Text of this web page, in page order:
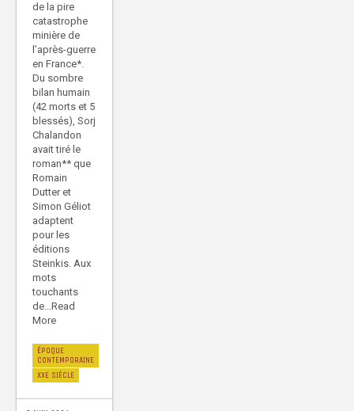
de la pire
catastrophe
minière de
l’après-guerre
en France*.
Du sombre
bilan humain
(42 morts et 5
blessés), Sorj
Chalandon
avait tiré le
roman** que
Romain
Dutter et
Simon Géliot
adaptent
pour les
éditions
Steinkis. Aux
mots
touchants
de...Read
More
ÉPOQUE
CONTEMPORAINE
XXE SIÈCLE